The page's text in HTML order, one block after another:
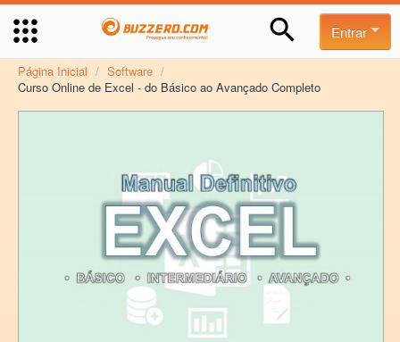
Entrar
Página Inicial / Software /
Curso Online de Excel - do Básico ao Avançado Completo